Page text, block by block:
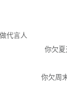
代言人
你欠
你欠周